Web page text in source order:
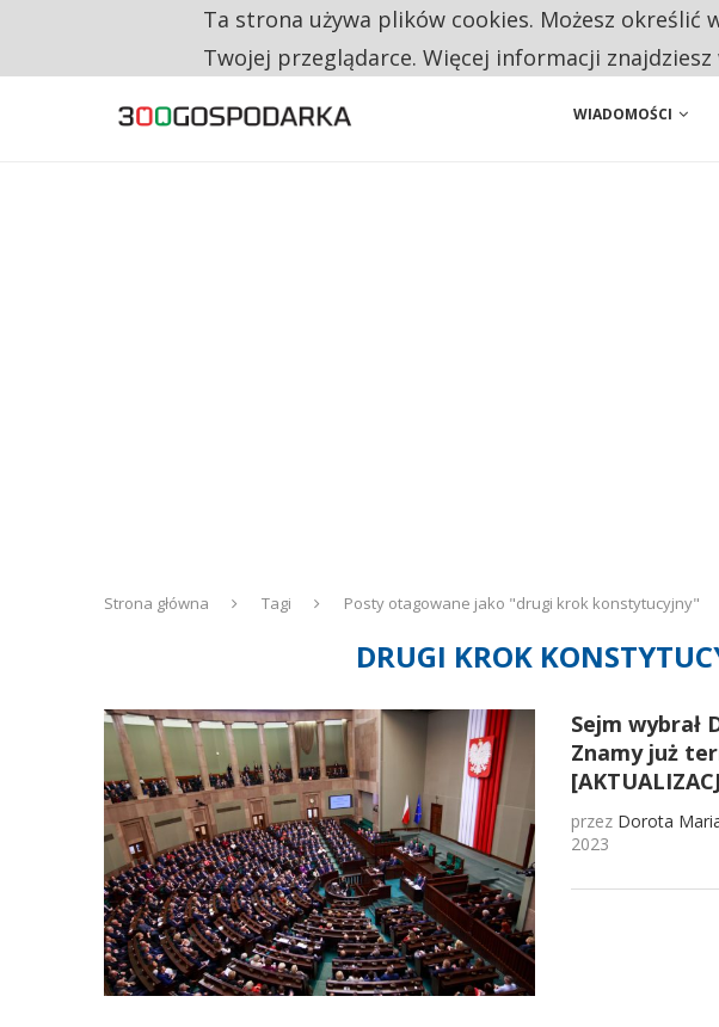
TRZECH NA CZTERECH PONOWNIE ZAŁOŻYŁOBY WŁASNĄ FIRMĘ.
WIADOMOŚCI
Strona główna Tagi Posty otagowane jako "drugi krok konstytucyjny"
DRUGI KROK
Sejm wybrał
Znamy już
przez Dorota
2023
Ta strona używa plików cookies. Możesz
Twojej przeglądarce. Więcej informacji znajdziesz